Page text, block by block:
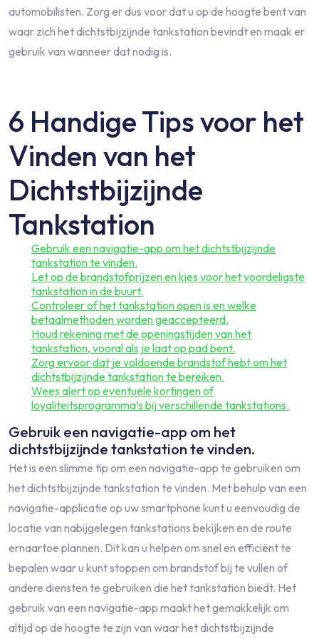
automobilisten. Zorg er dus voor dat u op de hoogte bent van
waar zich het dichtstbijzijnde tankstation bevindt en maak er
gebruik van wanneer dat nodig is.
6 Handige Tips voor het
Vinden van het
Dichtstbijzijnde
Tankstation
Gebruik een navigatie-app om het dichtstbijzijnde
tankstation te vinden.
Let op de brandstofprijzen en kies voor het voordeligste
tankstation in de buurt.
Controleer of het tankstation open is en welke
betaalmethoden worden geaccepteerd.
Houd rekening met de openingstijden van het
tankstation, vooral als je laat op pad bent.
Zorg ervoor dat je voldoende brandstof hebt om het
dichtstbijzijnde tankstation te bereiken.
Wees alert op eventuele kortingen of
loyaliteitsprogramma’s bij verschillende tankstations.
Gebruik een navigatie-app om het
dichtstbijzijnde tankstation te vinden.
Het is een slimme tip om een navigatie-app te gebruiken om
het dichtstbijzijnde tankstation te vinden. Met behulp van een
navigatie-applicatie op uw smartphone kunt u eenvoudig de
locatie van nabijgelegen tankstations bekijken en de route
ernaartoe plannen. Dit kan u helpen om snel en efficiënt te
bepalen waar u kunt stoppen om brandstof bij te vullen of
andere diensten te gebruiken die het tankstation biedt. Het
gebruik van een navigatie-app maakt het gemakkelijk om
altijd op de hoogte te zijn van waar het dichtstbijzijnde